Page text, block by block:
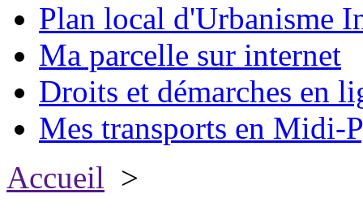
Plan local d'Urbanisme
Ma parcelle sur internet
Droits et démarches en
Mes transports en Midi-
Accueil >